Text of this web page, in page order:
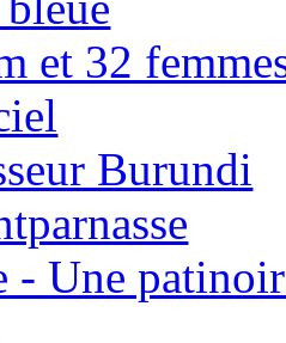
et 32
Burundi
- Une